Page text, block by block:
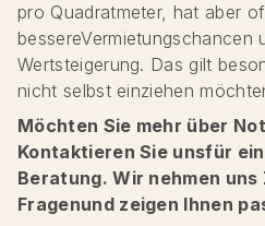
pro Quadratmeter, hat aber
bessereVermietungschancen
Wertsteigerung. Das gilt
nicht selbst einziehen
Möchten Sie mehr über
Kontaktieren Sie unsfür
Beratung. Wir nehmen
Fragenund zeigen Ihnen